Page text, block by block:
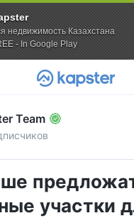
недвижимость Казахстана
- In Google Play
Team
участки